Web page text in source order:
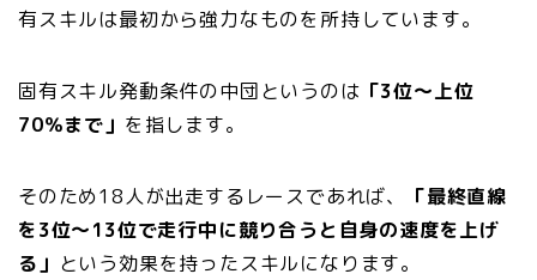
有スキルは最初から強力なものを所持しています。
固有スキル発動条件の中団というのは 「3位〜上位
70％まで」 を指します。
そのため18人が出走するレースであれば、
「最終直線
を3位〜13位で走行中に競り合うと自身の速度を上げ
る」 という効果を持ったスキルになります。